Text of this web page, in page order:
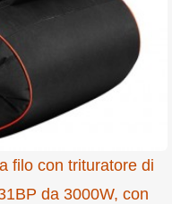
filo con trituratore di
da 3000W, con